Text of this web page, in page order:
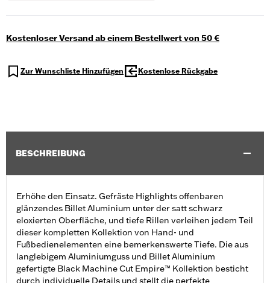
Kostenloser Versand ab einem Bestellwert von 50 €
Zur Wunschliste Hinzufügen Kostenlose Rückgabe
BESCHREIBUNG
Erhöhe den Einsatz. Gefräste Highlights offenbaren
glänzendes Billet Aluminium unter der satt schwarz
eloxierten Oberfläche, und tiefe Rillen verleihen jedem Teil
dieser kompletten Kollektion von Hand- und
Fußbedienelementen eine bemerkenswerte Tiefe. Die aus
langlebigem Aluminiumguss und Billet Aluminium
gefertigte Black Machine Cut Empire™ Kollektion besticht
durch individuelle Details und stellt die perfekte